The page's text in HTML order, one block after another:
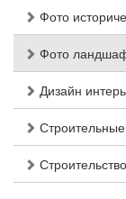
Фото
Фото
Дизайн